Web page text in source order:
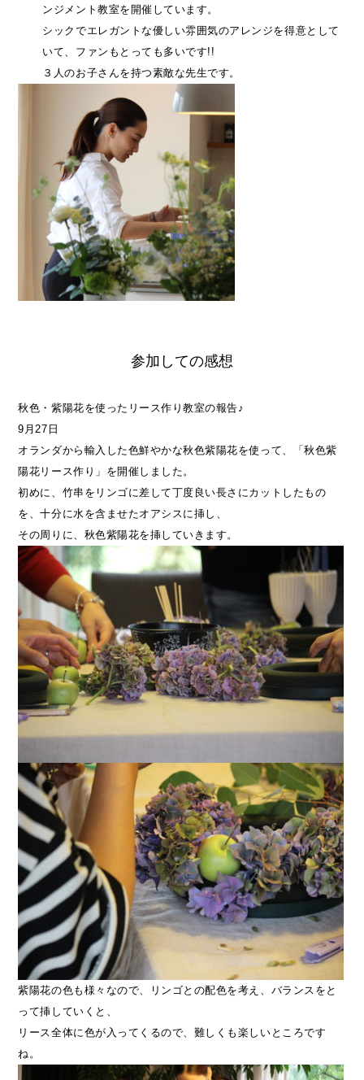
ンジメント教室を開催しています。
シックでエレガントな優しい雰囲気のアレンジを得意として
いて、ファンもとっても多いです!!
３人のお子さんを持つ素敵な先生です。
参加しての感想
秋色・紫陽花を使ったリース作り教室の報告♪
9月27日
オランダから輸入した色鮮やかな秋色紫陽花を使って、「秋色紫
陽花リース作り」を開催しました。
初めに、竹串をリンゴに差して丁度良い長さにカットしたもの
を、十分に水を含ませたオアシスに挿し、
その周りに、秋色紫陽花を挿していきます。
紫陽花の色も様々なので、リンゴとの配色を考え、バランスをと
って挿していくと、
リース全体に色が入ってくるので、難しくも楽しいところです
ね。